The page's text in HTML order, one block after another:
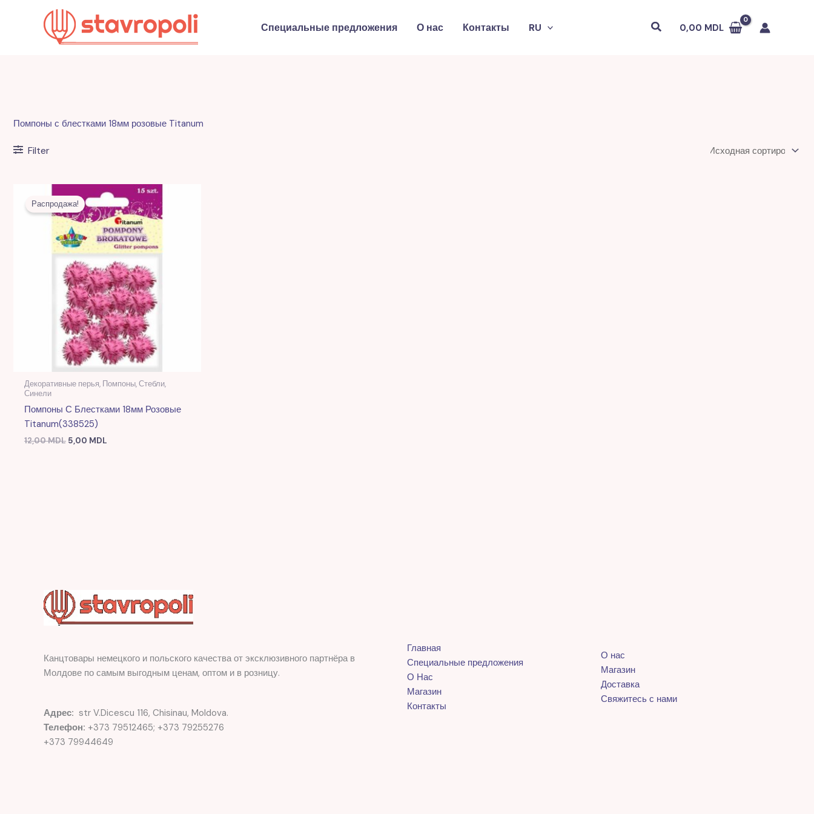
содержимому
Специальные предложения О нас Контакты RU Поиск0,00 MDL
Помпоны с блестками 18мм розовые Titanum
Filter
Распродажа!
Декоративные перья, Помпоны, Стебли,
Синели
Помпоны С Блестками 18мм Розовые
Titanum(338525)
12,00MDL
Первоначальная
цена
составляла
12,00 MDL.
5,00 MDL
Текущая
цена:
5,00 MDL.
Канцтовары немецкого и польского качества от эксклюзивного партнёра в
Молдове по самым выгодным ценам, оптом и в розницу.
Адрес: str V.Dicescu 116, Chisinau, Moldova.
Телефон: +373 79512465; +373 79255276
+373 79944649
Главная
Специальные предложения
О Нас
Магазин
Контакты
О нас
Магазин
Доставка
Свяжитесь с нами